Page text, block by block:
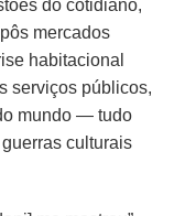
do cotidiano,
mercados
habitacional
serviços públicos,
mundo — tudo
culturais